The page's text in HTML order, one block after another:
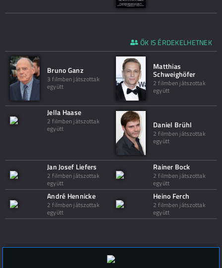
ŐK IS ÉRDEKELHETNEK
Bruno Ganz
3 filmben játszottak
együtt
Matthias
Schweighöfer
2 filmben játszottak
együtt
Jella Haase
2 filmben játszottak
együtt Daniel Brühl
2 filmben játszottak
együtt
Jan Josef Liefers
2 filmben játszottak
együtt
Rainer Bock
2 filmben játszottak
együtt
André Hennicke
2 filmben játszottak
együtt
Heino Ferch
2 filmben játszottak
együtt
Hozzászólások (